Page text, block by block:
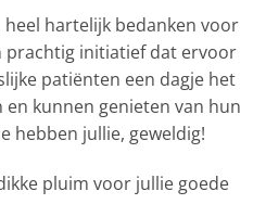
heel hartelijk bedanken voor
prachtig initiatief dat ervoor
patiënten een dagje het
kunnen genieten van hun
hebben jullie, geweldig!
pluim voor jullie goede